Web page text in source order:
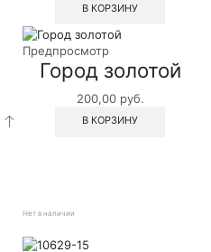
В КОРЗИНУ
Предпросмотр
Город золотой
200,00 руб.
В КОРЗИНУ
Нет в наличии